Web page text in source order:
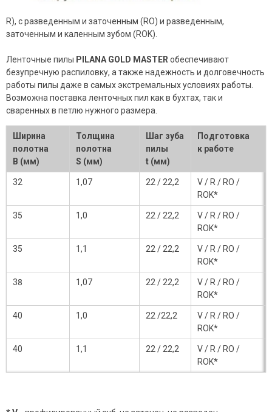
R), с разведенным и заточенным (RO) и разведенным,
заточенным и каленным зубом (ROK).
Ленточные пилы PILANA GOLD MASTERобеспечивают
безупречную распиловку, а также надежность и долговечность
работы пилы даже в самых экстремальных условиях работы.
Возможна поставка ленточных пил как в бухтах, так и
сваренных в петлю нужного размера.
Ширина
полотна
B (мм)
Толщина
полотна
S (мм)
Шаг зуба
пилы
t (мм)
Подготовка
к работе
32 1,07 22 / 22,2
V / R / RO /
ROK*
35 1,0 22 / 22,2
V / R / RO /
ROK*
35 1,1 22 / 22,2
V / R / RO /
ROK*
38 1,07 22 / 22,2
V / R / RO /
ROK*
40 1,0 22 /22,2
V / R / RO /
ROK*
40 1,1 22 / 22,2
V / R / RO /
ROK*